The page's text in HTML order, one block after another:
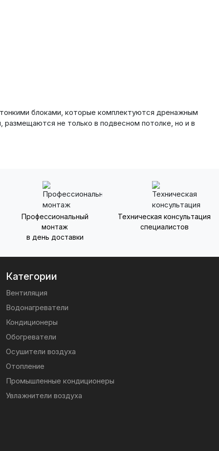
блоками, которые комплектуются дренажным
размещаются не только в подвесном потолке, но и в
Профессиональный
монтаж
в день доставки
Техническая консультация
специалистов
Категории
Вентиляция
Водонагреватели
Кондиционеры
Обогреватели
Осушители воздуха
Отопление
Промышленные кондиционеры
Увлажнители воздуха